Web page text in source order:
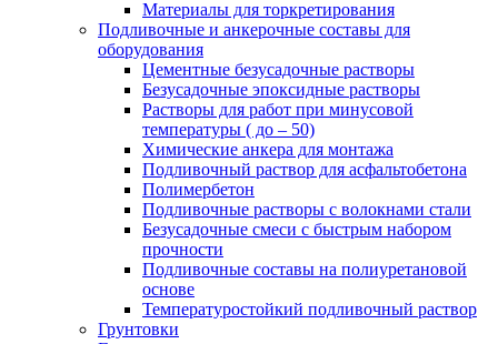
Материалы для торкретирования
Подливочные и анкерочные составы для
оборудования
Цементные безусадочные растворы
Безусадочные эпоксидные растворы
Растворы для работ при минусовой
температуры ( до – 50)
Химические анкера для монтажа
Подливочный раствор для асфальтобетона
Полимербетон
Подливочные растворы с волокнами стали
Безусадочные смеси с быстрым набором
прочности
Подливочные составы на полиуретановой
основе
Температуростойкий подливочный раствор
Грунтовки